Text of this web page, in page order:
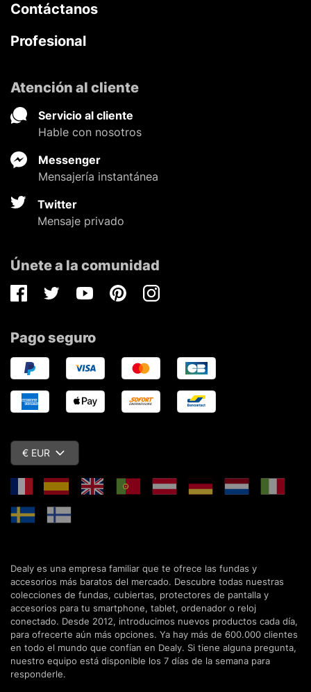
Contáctanos
Profesional
Atención al cliente
Servicio al cliente
Hable con nosotros
Messenger
Mensajería instantánea
Twitter
Mensaje privado
Únete a la comunidad
FacebookTwitterYoutubePinterestInstagram
Pago seguro
€ EUR
Dealy es una empresa familiar que te ofrece las fundas y
accesorios más baratos del mercado. Descubre todas nuestras
colecciones de fundas, cubiertas, protectores de pantalla y
accesorios para tu smartphone, tablet, ordenador o reloj
conectado. Desde 2012, introducimos nuevos productos cada día,
para ofrecerte aún más opciones. Ya hay más de 600.000 clientes
en todo el mundo que confían en Dealy. Si tiene alguna pregunta,
nuestro equipo está disponible los 7 días de la semana para
responderle.